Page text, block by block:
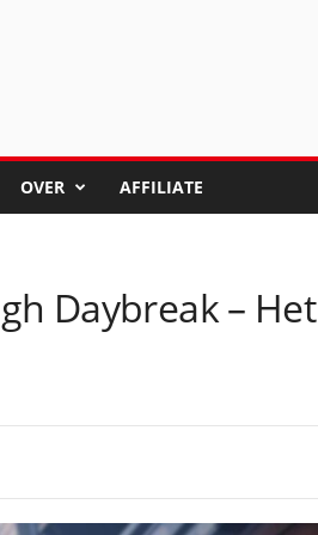
OVER AFFILIATE
Daybreak – Het